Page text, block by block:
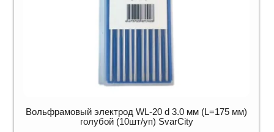
Вольфрамовый электрод WL-20 d 3.0 мм (L=175 мм)
голубой (10шт/уп) SvarCity